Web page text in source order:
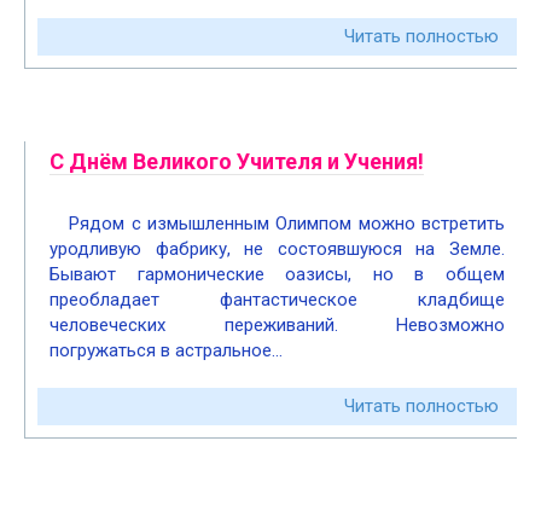
Читать полностью
С Днём Великого Учителя и Учения!
Рядом с измышленным Олимпом можно встретить
уродливую фабрику, не состоявшуюся на Земле.
Бывают гармонические оазисы, но в общем
преобладает фантастическое кладбище
человеческих переживаний. Невозможно
погружаться в астральное…
Читать полностью